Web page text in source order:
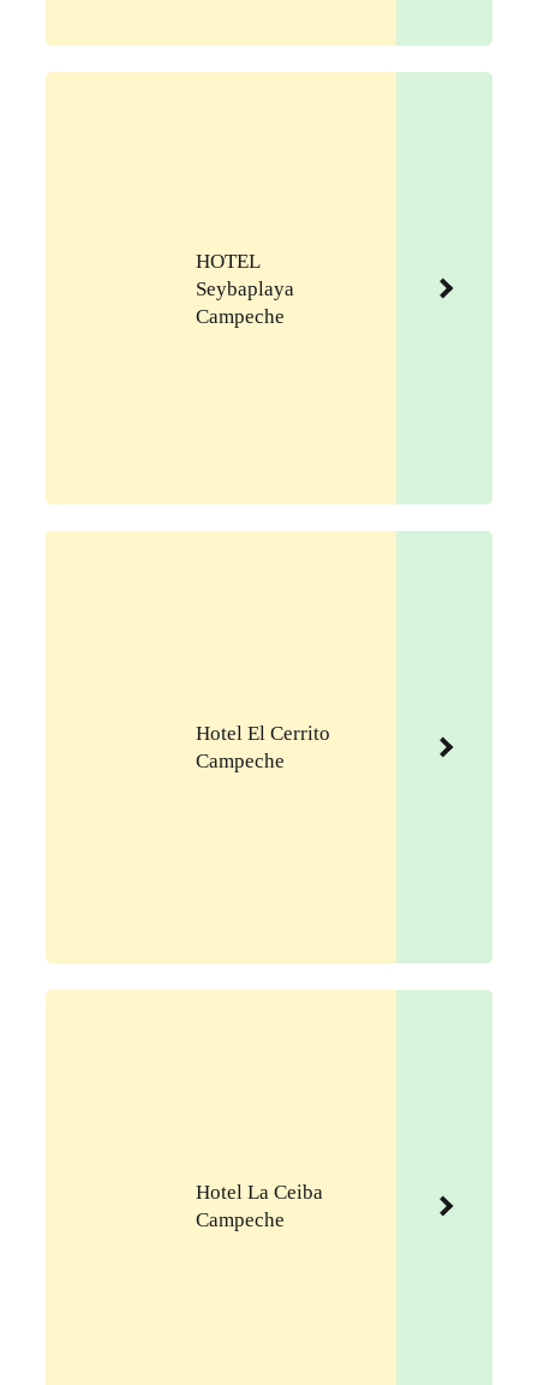
HOTEL
Seybaplaya
Campeche
Hotel El Cerrito
Campeche
Hotel La Ceiba
Campeche